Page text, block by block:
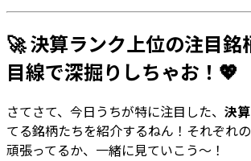
🚀 決算ランク上位の注目銘
目線で深掘りしちゃお！💖
さてさて、今日うちが特に注目した、 決
てる銘柄たちを紹介するねん！それぞれ
頑張ってるか、一緒に見ていこう〜！